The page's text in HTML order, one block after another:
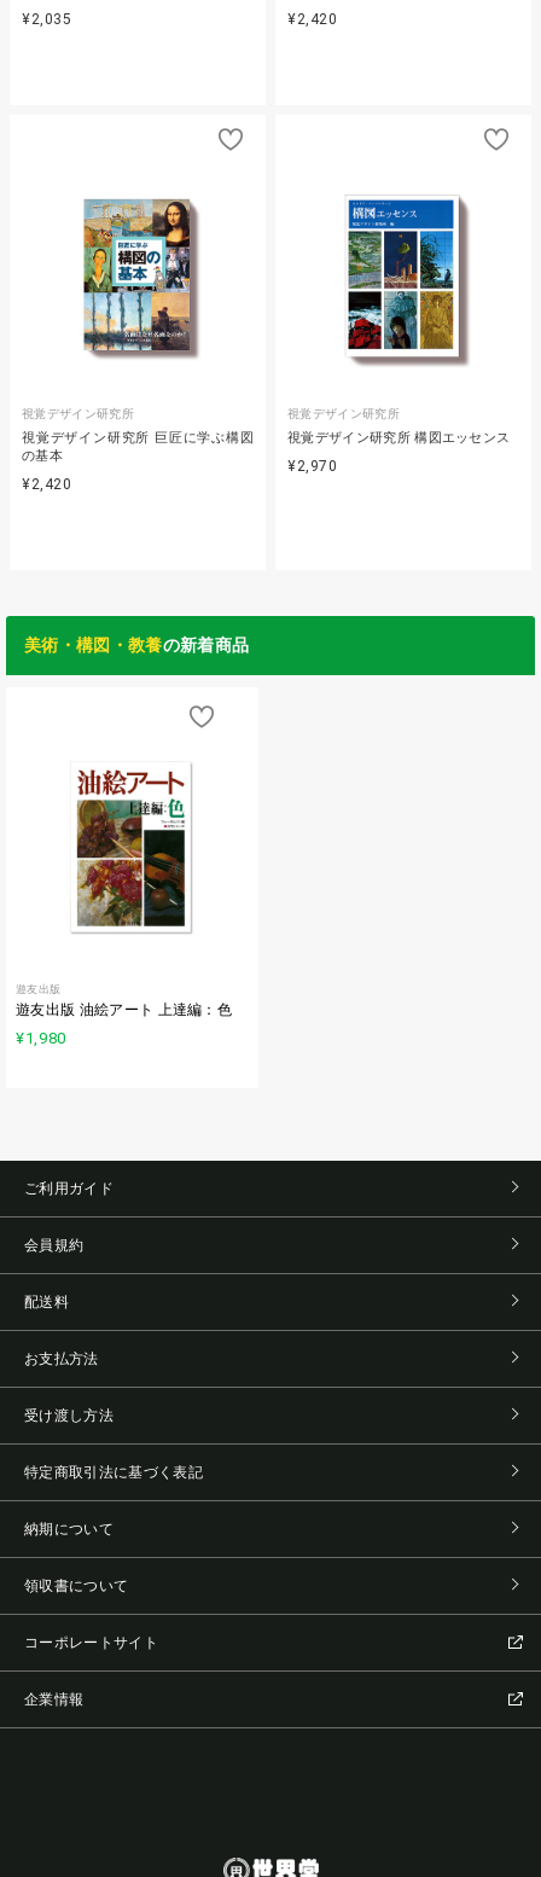
¥2,035 ¥2,420
視覚デザイン研究所
視覚デザイン研究所 巨匠に学ぶ構図
の基本
¥2,420
視覚デザイン研究所
視覚デザイン研究所 構図エッセンス
¥2,970
美術・構図・教養の新着商品
遊友出版
遊友出版 油絵アート 上達編：色
¥1,980
ご利用ガイド
会員規約
配送料
お支払方法
受け渡し方法
特定商取引法に基づく表記
納期について
領収書について
コーポレートサイト
企業情報